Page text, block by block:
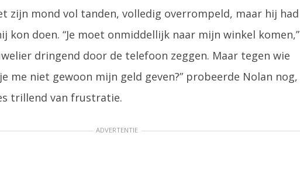
zijn mond vol tanden, volledig overrompeld, maar hij had
kon doen. “Je moet onmiddellijk naar mijn winkel komen,”
dringend door de telefoon zeggen. Maar tegen wie
me niet gewoon mijn geld geven?” probeerde Nolan nog,
trillend van frustratie.
ADVERTENTIE